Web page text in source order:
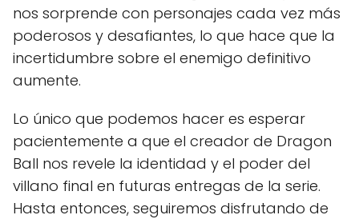
nos sorprende con personajes cada vez más
poderosos y desafiantes, lo que hace que la
incertidumbre sobre el enemigo definitivo
aumente.
Lo único que podemos hacer es esperar
pacientemente a que el creador de Dragon
Ball nos revele la identidad y el poder del
villano final en futuras entregas de la serie.
Hasta entonces, seguiremos disfrutando de